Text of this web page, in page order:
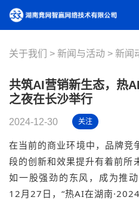
关于我们 新闻与活动 新闻
共筑AI营销新生态，热
之夜在长沙举行
2024-12-30 关注
在当前的商业环境中，品牌竞
段的创新和效果提升有着前所
如一股强劲的东风，成为推
12月27日，“热AI在湖南